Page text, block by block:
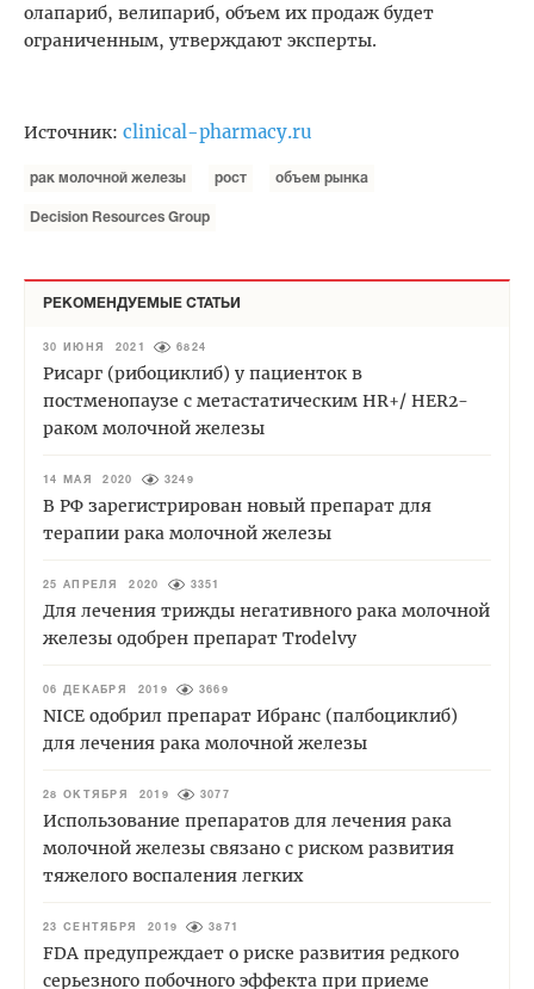
олапариб, велипариб, объем их продаж будет
ограниченным, утверждают эксперты.
Источник: clinical-pharmacy.ru
рак молочной железы рост объем рынка
Decision Resources Group
РЕКОМЕНДУЕМЫЕ СТАТЬИ
30 ИЮНЯ 2021 6824
Рисарг (рибоциклиб) у пациенток в
постменопаузе с метастатическим HR+/ HER2-
раком молочной железы
14 МАЯ 2020 3249
В РФ зарегистрирован новый препарат для
терапии рака молочной железы
25 АПРЕЛЯ 2020 3351
Для лечения трижды негативного рака молочной
железы одобрен препарат Trodelvy
06 ДЕКАБРЯ 2019 3669
NICE одобрил препарат Ибранс (палбоциклиб)
для лечения рака молочной железы
28 ОКТЯБРЯ 2019 3077
Использование препаратов для лечения рака
молочной железы связано с риском развития
тяжелого воспаления легких
23 СЕНТЯБРЯ 2019 3871
FDA предупреждает о риске развития редкого
серьезного побочного эффекта при приеме